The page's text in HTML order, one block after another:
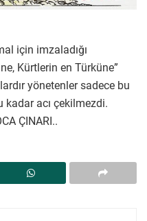
için imzaladığı
Kürtlerin en Türküne”
yönetenler sadece bu
acı çekilmezdi.
ÇINARI..